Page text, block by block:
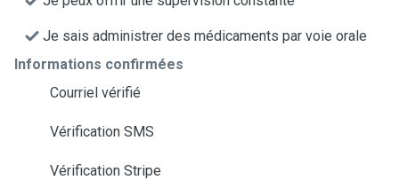
Je sais administrer des médicaments par voie orale
Informations confirmées
Courriel vérifié
Vérification SMS
Vérification Stripe